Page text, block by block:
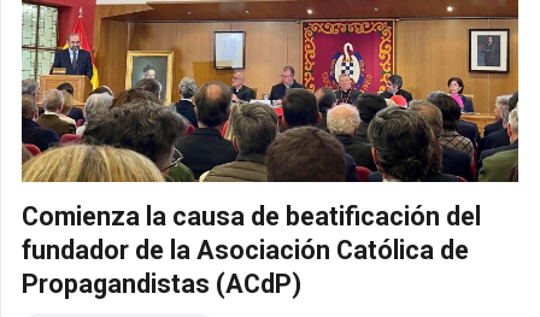
Comienza la causa de beatificación del
fundador de la Asociación Católica de
Propagandistas (ACdP)